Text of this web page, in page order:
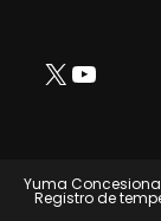
X YouTube
Yuma
Registro de